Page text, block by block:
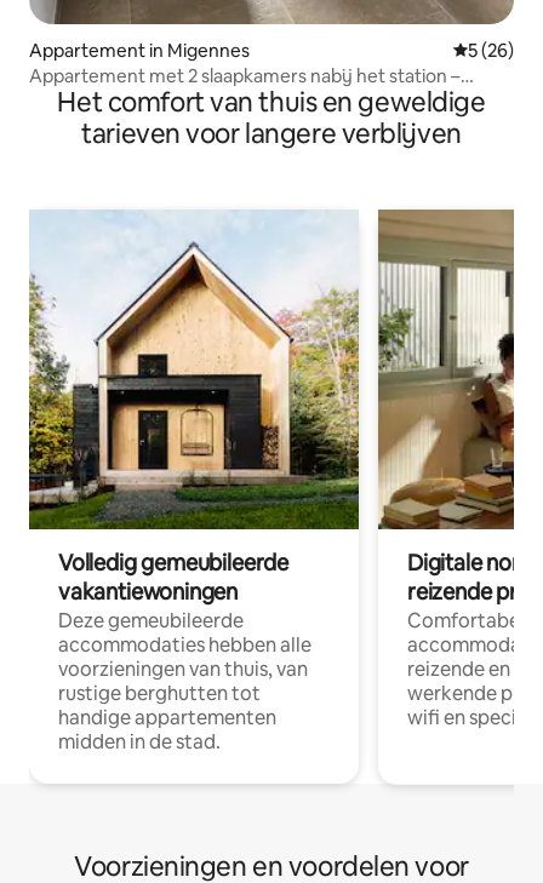
Appartement in Migennes
5 (26)
Appartement met 2 slaapkamers nabij het station –
Migennes
Het comfort van thuis en geweldige
tarieven voor langere verblijven
Volledig gemeubileerde
vakantiewoningen
Deze gemeubileerde
accommodaties hebben alle
voorzieningen van thuis, van
rustige berghutten tot
handige appartementen
midden in de stad.
Digitale
reizende
Comfortabele
reizende en
werkende
wifi en
Voorzieningen en voordelen voor